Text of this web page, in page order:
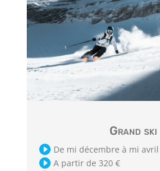
Grand ski
 De mi décembre à mi avril
 A partir de 320 €